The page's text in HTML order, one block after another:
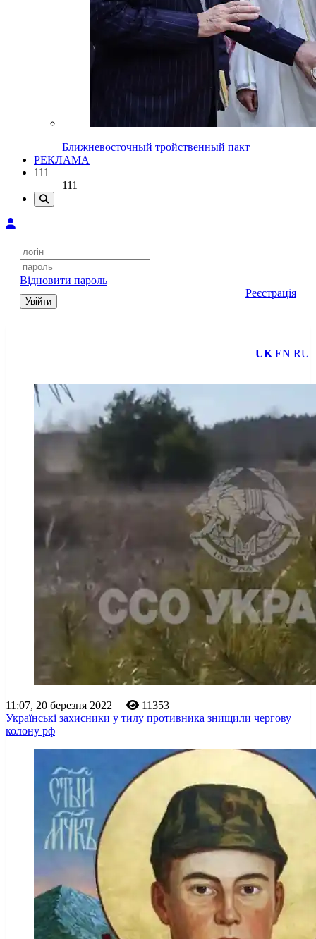
Ближневосточный тройственный пакт
РЕКЛАМА
111
111
Відновити пароль
Увійти
Реєстрація
UK EN RU
11:07, 20 березня 2022
11353
Українські захисники у тилу противника знищили чергову
колону рф